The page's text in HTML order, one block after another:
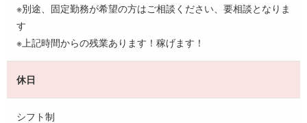
※別途、固定勤務が希望の方はご相談ください、要相談となりま
す
※上記時間からの残業あります！稼げます！
休日
シフト制